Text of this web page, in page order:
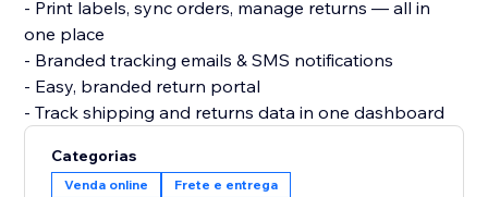
- Print labels, sync orders, manage returns — all in
one place
- Branded tracking emails & SMS notifications
- Easy, branded return portal
Categorias
Venda online Frete e entrega